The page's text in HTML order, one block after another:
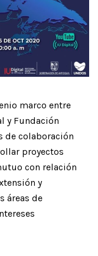
marco entre
y Fundación
de colaboración
proyectos
con relación
y
áreas de